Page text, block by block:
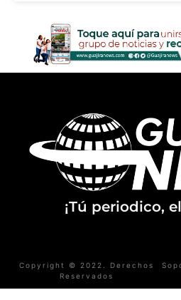
¡Tú periodico,
Copyright © 2022. Derechos
Reservados